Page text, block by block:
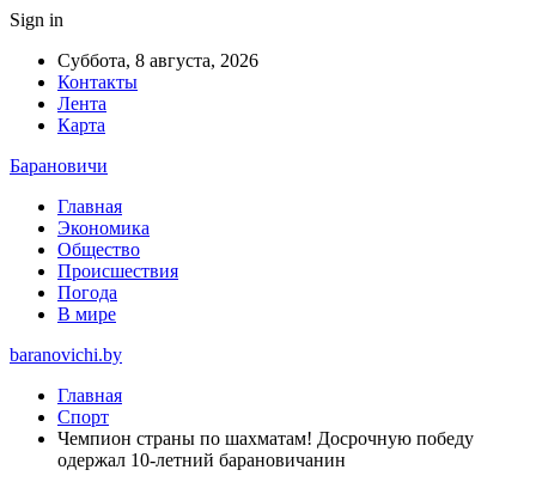
Sign in
Суббота, 8 августа, 2026
Контакты
Лента
Карта
Барановичи
Главная
Экономика
Общество
Происшествия
Погода
В мире
baranovichi.by
Главная
Спорт
Чемпион страны по шахматам! Досрочную победу
одержал 10-летний барановичанин